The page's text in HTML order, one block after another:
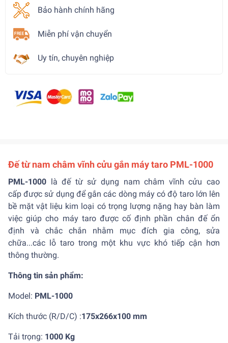
Bảo hành chính hãng
Miễn phí vận chuyển
Uy tín, chuyên nghiệp
Đế từ nam châm vĩnh cửu gắn máy taro PML-1000
PML-1000
là đế từ sử dụng nam châm vĩnh cửu cao
cấp được sử dụng để gắn các dòng máy có độ taro lớn lên
bề mặt vật liệu kim loại có trọng lượng nặng hay bàn làm
việc giúp cho máy taro được cố định phần chân đế ổn
định và chắc chắn nhằm mục đích gia công, sửa
chữa...các lỗ taro trong một khu vực khó tiếp cận hơn
thông thường.
Thông tin sản phẩm:
Model: PML-1000
Kích thước (R/D/C) :175x266x100 mm
Tải trọng: 1000 Kg